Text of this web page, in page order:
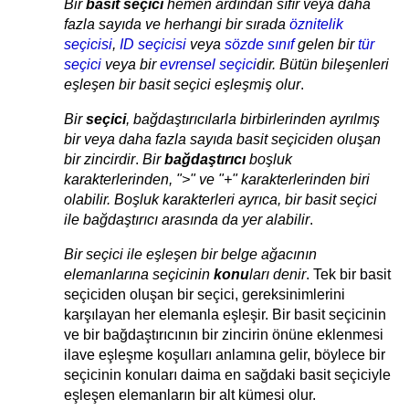
Birbasit seçicihemen ardından sıfır veya daha
fazla sayıda ve herhangi bir sırada öznitelik
seçicisi, ID seçicisi veya sözde sınıfgelen birtür
seçici veya birevrensel seçicidir. Bütün bileşenleri
eşleşen bir basit seçici eşleşmiş olur.
Birseçici, bağdaştırıcılarla birbirlerinden ayrılmış
bir veya daha fazla sayıda basit seçiciden oluşan
bir zincirdir. Birbağdaştırıcı boşluk
karakterlerinden, ">" ve "+" karakterlerinden biri
olabilir. Boşluk karakterleri ayrıca, bir basit seçici
ile bağdaştırıcı arasında da yer alabilir.
Bir seçici ile eşleşen bir belge ağacının
elemanlarına seçicinin konuları denir. Tek bir basit
seçiciden oluşan bir seçici, gereksinimlerini
karşılayan her elemanla eşleşir. Bir basit seçicinin
ve bir bağdaştırıcının bir zincirin önüne eklenmesi
ilave eşleşme koşulları anlamına gelir, böylece bir
seçicinin konuları daima en sağdaki basit seçiciyle
eşleşen elemanların bir alt kümesi olur.